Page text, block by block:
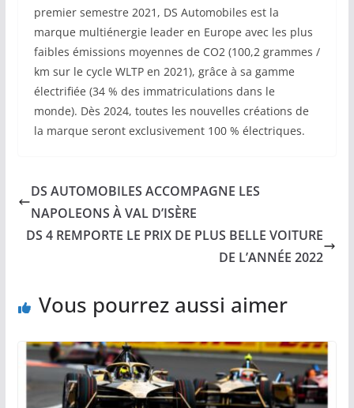
premier semestre 2021, DS Automobiles est la
marque multiénergie leader en Europe avec les plus
faibles émissions moyennes de CO2 (100,2 grammes /
km sur le cycle WLTP en 2021), grâce à sa gamme
électrifiée (34 % des immatriculations dans le
monde). Dès 2024, toutes les nouvelles créations de
la marque seront exclusivement 100 % électriques.
DS AUTOMOBILES ACCOMPAGNE LES
NAPOLEONS À VAL D’ISÈRE
DS 4 REMPORTE LE PRIX DE PLUS BELLE VOITURE
DE L’ANNÉE 2022
Vous pourrez aussi aimer